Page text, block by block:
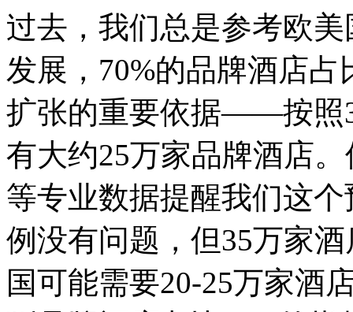
过去，我们总是参考欧
发展，70%的品牌酒店
扩张的重要依据——按照
有大约25万家品牌酒店
等专业数据提醒我们这
例没有问题，但35万家
国可能需要20-25万家酒